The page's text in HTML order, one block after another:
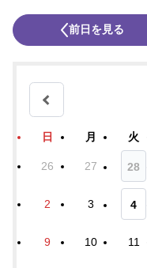
前日を見る
日 月 火
26 27 28
2 3 4
9 10 11